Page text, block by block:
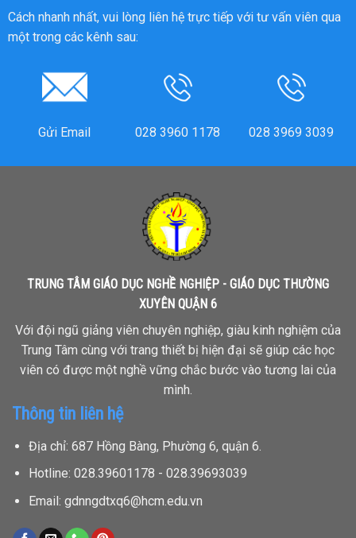
Cách nhanh nhất, vui lòng liên hệ trực tiếp với tư vấn viên qua
một trong các kênh sau:
Gửi Email 028 3960 1178 028 3969 3039
TRUNG TÂM GIÁO DỤC NGHỀ NGHIỆP - GIÁO DỤC THƯỜNG
XUYÊN QUẬN 6
Với đội ngũ giảng viên chuyên nghiệp, giàu kinh nghiệm của
Trung Tâm cùng với trang thiết bị hiện đại sẽ giúp các học
viên có được một nghề vững chắc bước vào tương lai của
mình.
Thông tin liên hệ
Địa chỉ: 687 Hồng Bàng, Phường 6, quận 6.
Hotline: 028.39601178 - 028.39693039
Email: gdnngdtxq6@hcm.edu.vn